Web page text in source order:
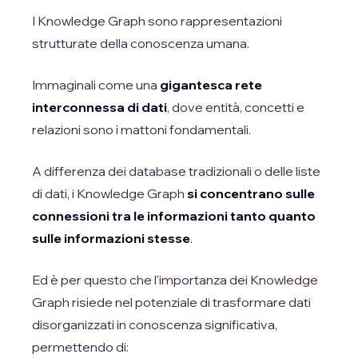
I Knowledge Graph sono rappresentazioni
strutturate della conoscenza umana.
Immaginali come una gigantesca rete
interconnessa di dati, dove entità, concetti e
relazioni sono i mattoni fondamentali.
A differenza dei database tradizionali o delle liste
di dati, i Knowledge Graph si concentrano sulle
connessioni tra le informazioni tanto quanto
sulle informazioni stesse.
Ed è per questo che l'importanza dei Knowledge
Graph risiede nel potenziale di trasformare dati
disorganizzati in conoscenza significativa,
permettendo di: